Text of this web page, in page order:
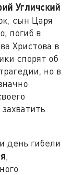
Угличский
сын Царя
погиб в
Христова в
спорят об
но в
день гибели
,